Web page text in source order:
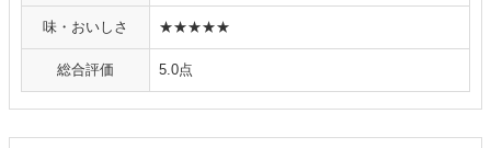
味・おいしさ ★★★★★
総合評価 5.0点